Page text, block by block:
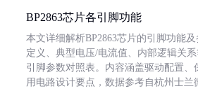
BP2863芯片各引脚功能
本文详细解析BP2863芯片的引脚功能
定义、典型电压/电流值、内部逻辑关
引脚参数对照表。内容涵盖驱动配置、
用电路设计要点，数据参考自杭州士兰